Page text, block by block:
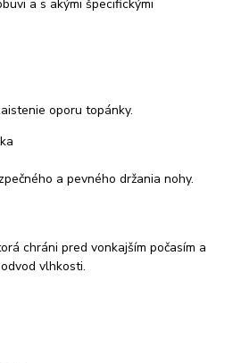
a s akými špecifickými
oporu topánky.
a pevného držania nohy.
chráni pred vonkajším počasím a
vlhkosti.